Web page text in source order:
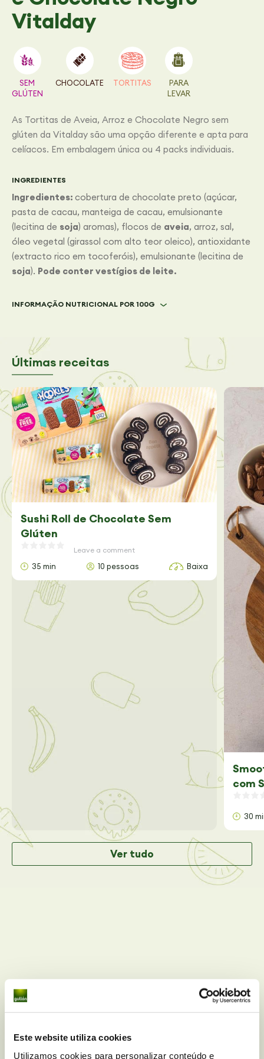
Este website utiliza cookies
Utilizamos cookies para personalizar conteúdo e
Vitalday
SEM
GLÚTEN
CHOCOLATE TORTITAS
PARA
LEVAR
As Tortitas de Aveia, Arroz e Chocolate Negro sem
glúten da Vitalday são uma opção diferente e apta para
celíacos. Em embalagem única ou 4 packs individuais.
INGREDIENTES
Ingredientes: cobertura de chocolate preto (açúcar,
pasta de cacau, manteiga de cacau, emulsionante
(lecitina de soja) aromas), flocos de aveia, arroz, sal,
óleo vegetal (girassol com alto teor oleico), antioxidante
(extracto rico em tocoferóis), emulsionante (lecitina de
soja). Pode conter vestígios de leite.
INFORMAÇÃO NUTRICIONAL POR 100G
Últimas receitas
Sushi Roll de Chocolate Sem
Glúten
Leave a comment
35 min 10 pessoas Baixa
com
30
Ver tudo
nutricional sobre